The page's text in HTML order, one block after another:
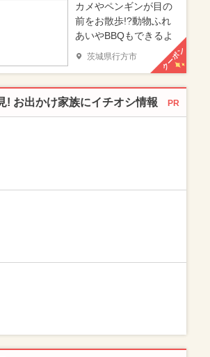
カメやペンギンが目の
前をお散歩!?動物ふれ
あいやBBQもできるよ
茨城県行方市 クーポン
! お出かけ家族にイチオシ情報 PR